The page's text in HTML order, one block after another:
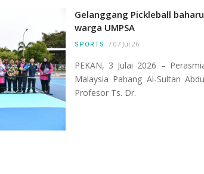
Gelanggang Pickleball
warga UMPSA
SPORTS / 07 Jul 26
PEKAN, 3 Julai 2026 –
Malaysia Pahang Al-Sultan
Profesor Ts. Dr.
(UMP) ini